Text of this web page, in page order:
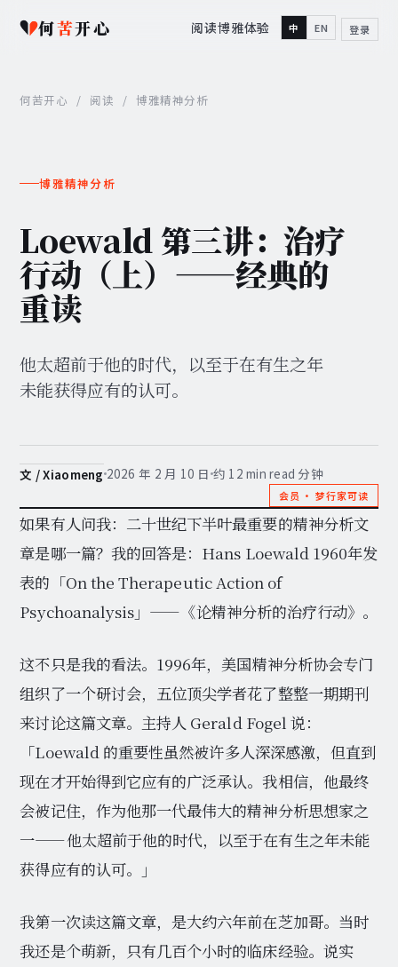
何苦开心 阅读博雅体验 中 EN 登录
何苦开心 / 阅读 / 博雅精神分析
博雅精神分析
Loewald 第三讲：治疗
行动（上）——经典的
重读
他太超前于他的时代，以至于在有生之年
未能获得应有的认可。
文 / Xiaomeng 2026 年 2 月 10 日 约 12 min read 分钟
会员 · 梦行家可读
如果有人问我：二十世纪下半叶最重要的精神分析文
章是哪一篇？我的回答是：Hans Loewald 1960年发
表的「On the Therapeutic Action of
Psychoanalysis」——《论精神分析的治疗行动》。
这不只是我的看法。1996年，美国精神分析协会专门
组织了一个研讨会，五位顶尖学者花了整整一期期刊
来讨论这篇文章。主持人 Gerald Fogel 说：
「Loewald 的重要性虽然被许多人深深感激，但直到
现在才开始得到它应有的广泛承认。我相信，他最终
会被记住，作为他那一代最伟大的精神分析思想家之
一——他太超前于他的时代，以至于在有生之年未能
获得应有的认可。」
我第一次读这篇文章，是大约六年前在芝加哥。当时
我还是个萌新，只有几百个小时的临床经验。说实